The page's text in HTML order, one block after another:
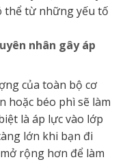
thể từ những yếu tố
nhân gây áp
của toàn bộ cơ
hoặc béo phì sẽ làm
là áp lực vào lớp
lớn khi bạn đi
rộng hơn để làm